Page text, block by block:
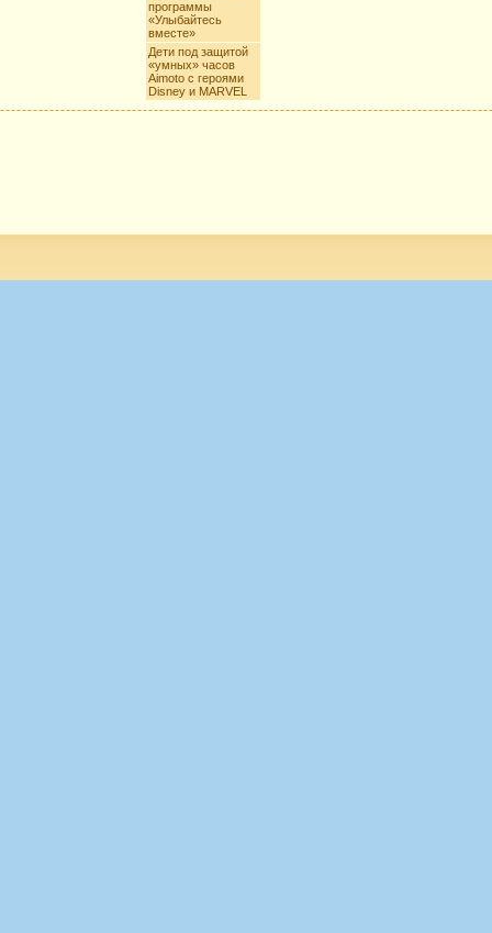
программы
«Улыбайтесь
вместе»
Дети под защитой
«умных» часов
Aimoto c героями
Disney и MARVEL